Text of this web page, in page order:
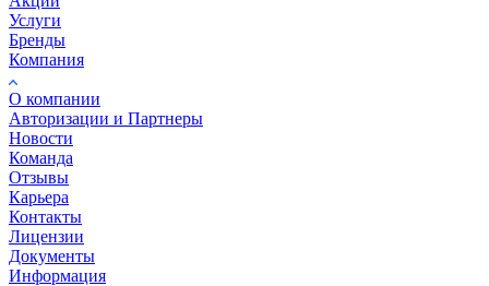
Услуги
Бренды
Компания
О компании
Авторизации и Партнеры
Новости
Команда
Отзывы
Карьера
Контакты
Лицензии
Документы
Информация